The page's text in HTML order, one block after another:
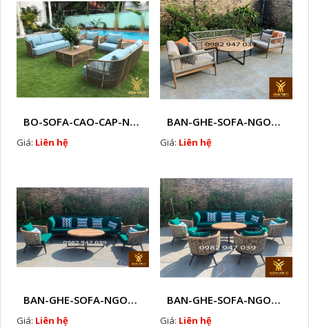
BO-SOFA-CAO-CAP-NHUA-GIA-MAY-HTT - S88
Giá: Liên hệ
BAN-GHE-SOFA-NGOAI-TROI-GIA-MAY-KN12
Giá: Liên hệ
BAN-GHE-SOFA-NGOAI-TROI-GIA-MAY-KN11
Giá: Liên hệ
BAN-GHE-SOFA-NGOAI-TROI-GIA-MAY-KN10
Giá: Liên hệ